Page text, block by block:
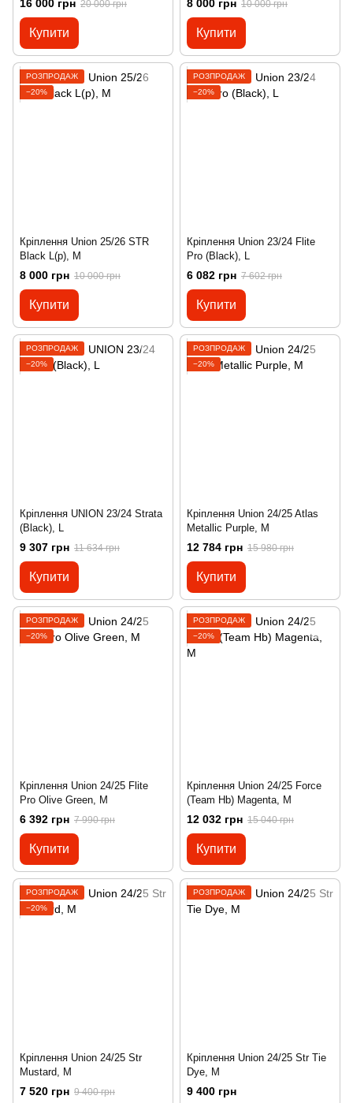
16 000 грн 20 000 грн
Купити
8 000 грн 10 000 грн
Купити
РОЗПРОДАЖ
−20%
Кріплення Union 25/26 STR
Black L(р), M
8 000 грн 10 000 грн
Купити
РОЗПРОДАЖ
−20%
Кріплення Union 23/24 Flite
Pro (Black), L
6 082 грн 7 602 грн
Купити
РОЗПРОДАЖ
−20%
Кріплення UNION 23/24 Strata
(Black), L
9 307 грн 11 634 грн
Купити
РОЗПРОДАЖ
−20%
Кріплення Union 24/25 Atlas
Metallic Purple, M
12 784 грн 15 980 грн
Купити
РОЗПРОДАЖ
−20%
Кріплення Union 24/25 Flite
Pro Olive Green, M
6 392 грн 7 990 грн
Купити
РОЗПРОДАЖ
−20%
Кріплення Union 24/25 Force
(Team Hb) Magenta, M
12 032 грн 15 040 грн
Купити
РОЗПРОДАЖ
−20%
Кріплення Union 24/25 Str
Mustard, M
7 520 грн 9 400 грн
РОЗПРОДАЖ
Кріплення Union 24/25 Str Tie
Dye, M
9 400 грн